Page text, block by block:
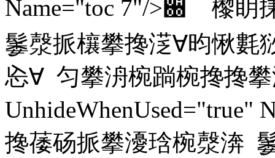
Name="toc 7"/>਀ 㰀眀
䰀漀挀欀攀搀㴀∀昀愀氀
㤀∀ 匀攀洀椀䠀椀搀搀
搀䔀砀挀攀瀀琀椀漀渀